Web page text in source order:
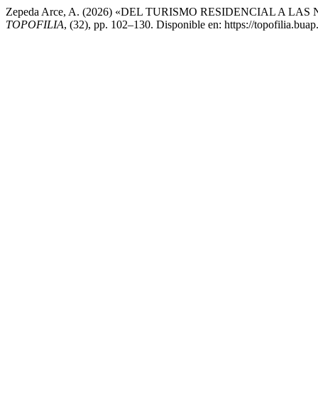
Zepeda Arce, A. (2026) «DEL TURISMO RESIDENCIAL A
TOPOFILIA, (32), pp. 102–130. Disponible en: https://